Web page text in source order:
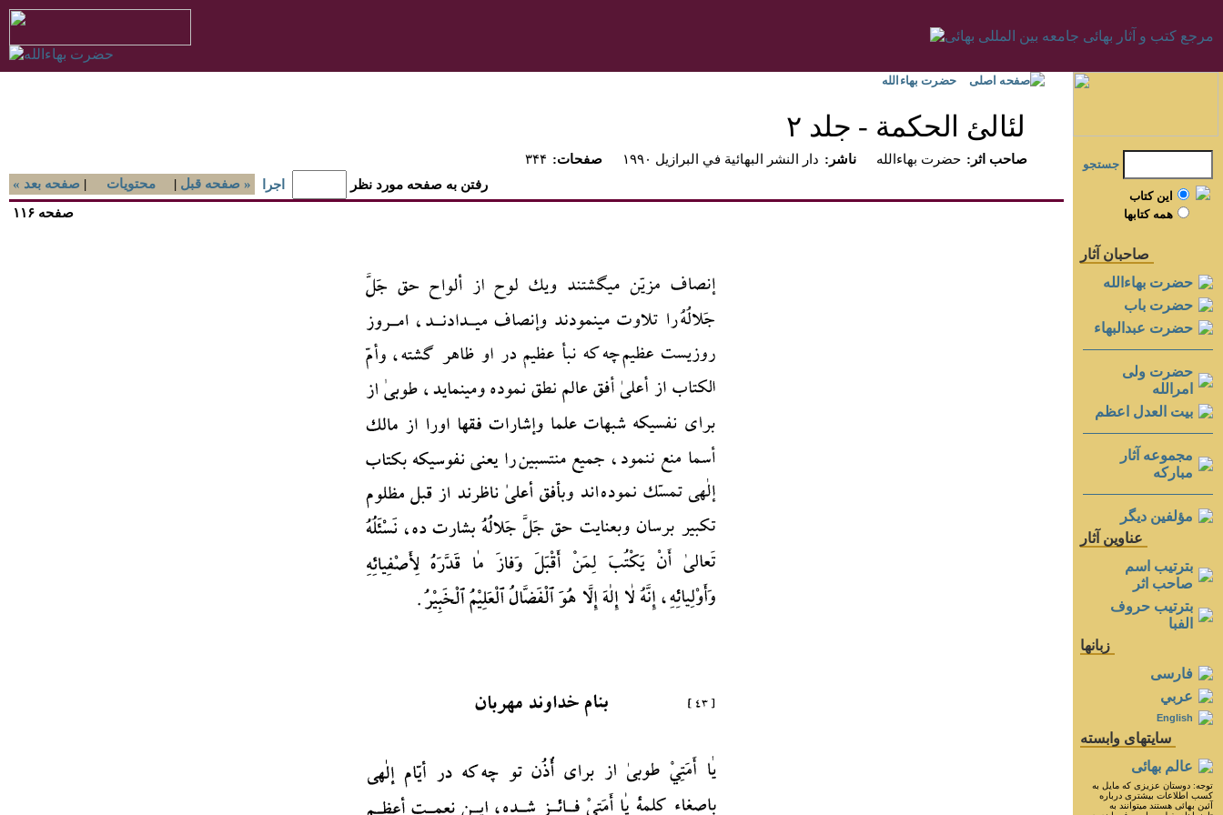
صفحه اصلی حضرت بهاءالله
لئالئ الحكمة - جلد ۲
۳۴۴ :صفحات دار النشر البهائية في البرازيل ۱۹۹۰ :ناشر حضرت بهاءالله
:صاحب اثر
« صفحه بعد | محتويات | صفحه قبل » رفتن به صفحه مورد نظر
اجرا
جستجو
اين کتاب
همه کتابها
صاحبان آثار
حضرت بهاءالله
حضرت باب
حضرت عبدالبهاء
حضرت ولی
امرالله
بيت العدل اعظم
مجموعه آثار
مباركه
مؤلفين ديگر
عناوين آثار
بترتيب اسم
صاحب اثر
بترتيب حروف
الفبا
زبانها
فارسی
عربي
English
سايتهای وابسته
عالم بهائی
توجه: دوستان عزيزى كه مايل به
كسب اطلاعات بيشترى درباره
آئين بهائى هستند ميتوانند به